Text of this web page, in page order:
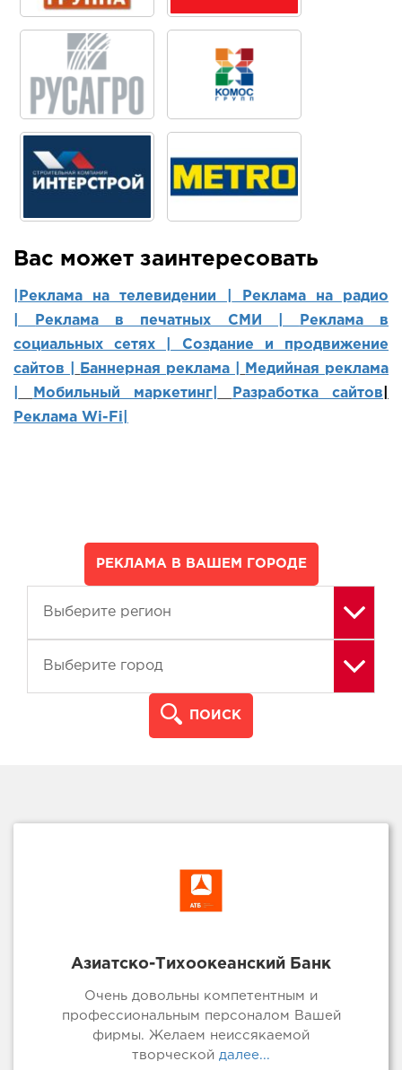
Вас может заинтересовать
|Реклама на телевидении |
Реклама на радио
Реклама в печатных СМИ |
Реклама в
социальных сетях | Создание и продвижение
сайтов
Баннерная реклама |
Медийная реклама
Мобильный маркетинг Разработка сайтов
Реклама Wi-Fi|
РЕКЛАМА В ВАШЕМ ГОРОДЕ
ПОИСК
Азиатско-Тихоокеанский Банк
Очень довольны компетентным и
профессиональным персоналом Вашей
фирмы. Желаем неиссякаемой
творческой далее...